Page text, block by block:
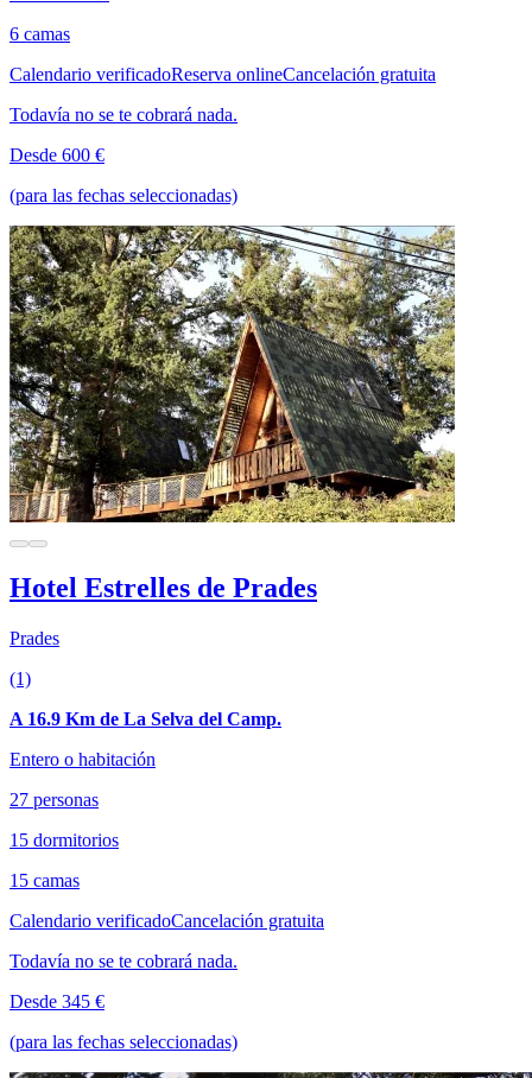
6 camas
Calendario verificadoReserva onlineCancelación gratuita
Todavía no se te cobrará nada.
Desde 600 €
(para las fechas seleccionadas)
Hotel Estrelles de Prades
Prades
(1)
A 16.9 Km de La Selva del Camp.
Entero o habitación
27 personas
15 dormitorios
15 camas
Calendario verificadoCancelación gratuita
Todavía no se te cobrará nada.
Desde 345 €
(para las fechas seleccionadas)